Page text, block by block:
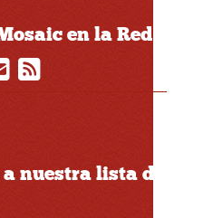
en la Red
nuestra lista de